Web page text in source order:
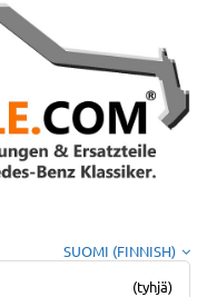
SUOMI (FINNISH)
(tyhjä)